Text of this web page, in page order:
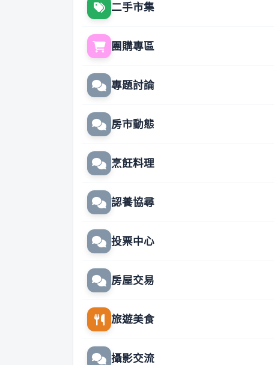
二手市集
團購專區
專題討論
房市動態
烹飪料理
認養協尋
投票中心
房屋交易
旅遊美食
攝影交流